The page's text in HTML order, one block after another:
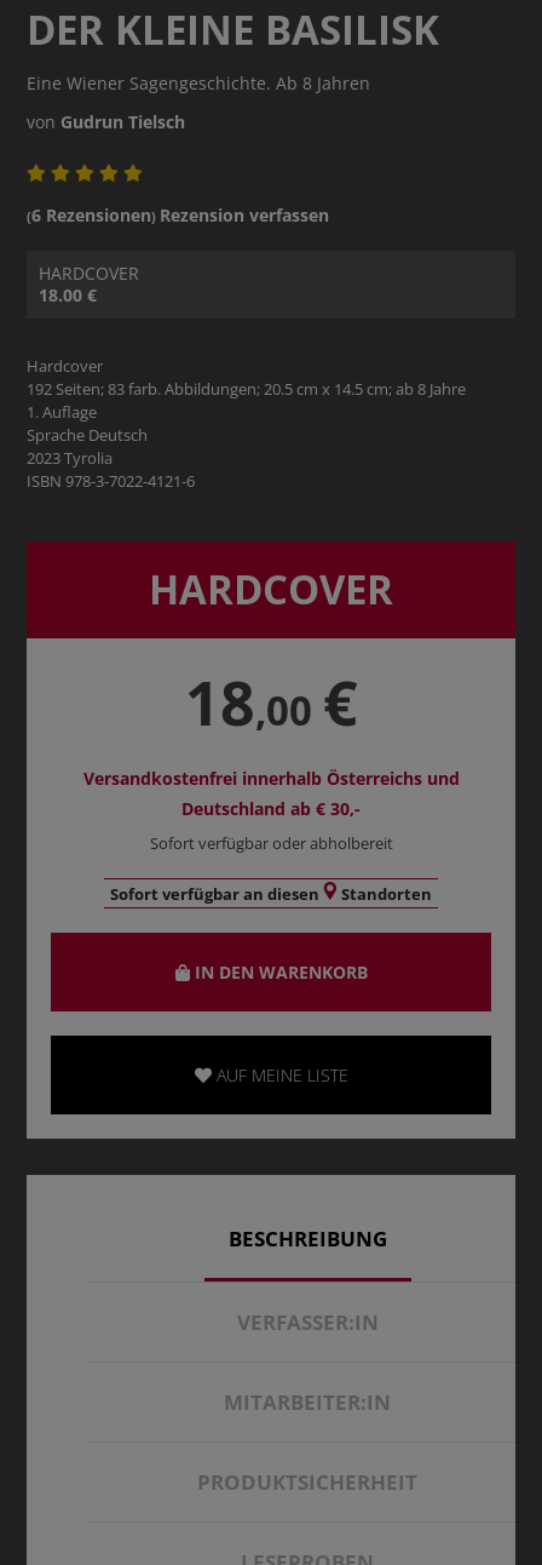
DER KLEINE BASILISK
Eine Wiener Sagengeschichte. Ab 8 Jahren
von Gudrun Tielsch
(6 Rezensionen) Rezension verfassen
HARDCOVER
18.00 €
Hardcover
192 Seiten; 83 farb. Abbildungen; 20.5 cm x 14.5 cm; ab 8 Jahre
1. Auflage
Sprache Deutsch
2023 Tyrolia
ISBN 978-3-7022-4121-6
HARDCOVER
18,00 €
Versandkostenfrei innerhalb Österreichs und
Deutschland ab € 30,-
Sofort verfügbar oder abholbereit
Sofort verfügbar an diesen Standorten
IN DEN WARENKORB
AUF MEINE LISTE
BESCHREIBUNG
VERFASSER:IN
MITARBEITER:IN
PRODUKTSICHERHEIT